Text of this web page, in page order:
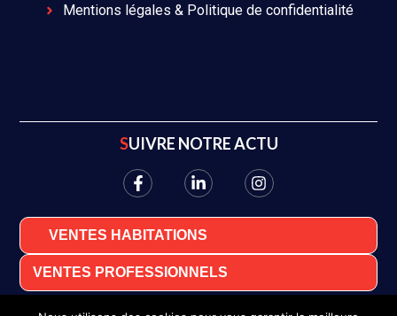
Mentions légales & Politique de confidentialité
SUIVRE NOTRE ACTU
VENTES HABITATIONS
VENTES PROFESSIONNELS